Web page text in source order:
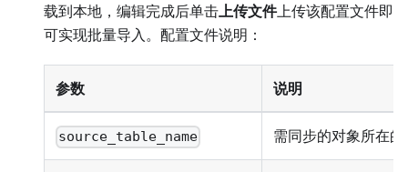
载到本地，编辑完成后单击上传文件上传该配置文件即
可实现批量导入。配置文件说明：
参数 说明
source_table_name 需同步的对象所在